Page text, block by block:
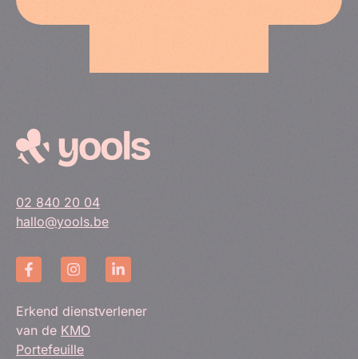
02 840 20 04
hallo@yools.be
Erkend dienstverlener
van de KMO
Portefeuille